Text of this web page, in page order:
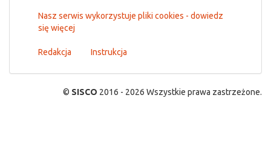
Nasz serwis wykorzystuje pliki cookies - dowiedz
się więcej
Redakcja Instrukcja
© SISCO 2016 - 2026 Wszystkie prawa zastrzeżone.